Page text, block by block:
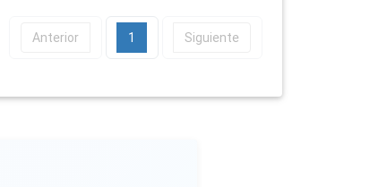
Anterior 1 Siguiente